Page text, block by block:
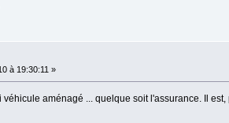
à 19:30:11 »
aménagé ... quelque soit l'assurance. Il